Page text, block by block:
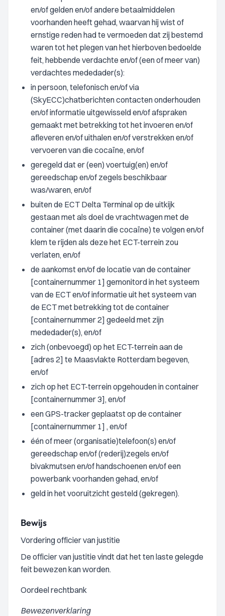
en/of gelden en/of andere betaalmiddelen
voorhanden heeft gehad, waarvan hij wist of
ernstige reden had te vermoeden dat zij bestemd
waren tot het plegen van het hierboven bedoelde
feit, hebbende verdachte en/of (een of meer van)
verdachtes mededader(s):
in persoon, telefonisch en/of via
(SkyECC)chatberichten contacten onderhouden
en/of informatie uitgewisseld en/of afspraken
gemaakt met betrekking tot het invoeren en/of
afleveren en/of uithalen en/of verstrekken en/of
vervoeren van die cocaïne, en/of
geregeld dat er (een) voertuig(en) en/of
gereedschap en/of zegels beschikbaar
was/waren, en/of
buiten de ECT Delta Terminal op de uitkijk
gestaan met als doel de vrachtwagen met de
container (met daarin die cocaïne) te volgen en/of
klem te rijden als deze het ECT-terrein zou
verlaten, en/of
de aankomst en/of de locatie van de container
[containernummer 1] gemonitord in het systeem
van de ECT en/of informatie uit het systeem van
de ECT met betrekking tot de container
[containernummer 2] gedeeld met zijn
mededader(s), en/of
zich (onbevoegd) op het ECT-terrein aan de
[adres 2] te Maasvlakte Rotterdam begeven,
en/of
zich op het ECT-terrein opgehouden in container
[containernummer 3], en/of
een GPS-tracker geplaatst op de container
[containernummer 1] , en/of
één of meer (organisatie)telefoon(s) en/of
gereedschap en/of (rederij)zegels en/of
bivakmutsen en/of handschoenen en/of een
powerbank voorhanden gehad, en/of
geld in het vooruitzicht gesteld (gekregen).
Bewijs
Vordering officier van justitie
De officier van justitie vindt dat het ten laste gelegde
feit bewezen kan worden.
Oordeel rechtbank
Bewezenverklaring